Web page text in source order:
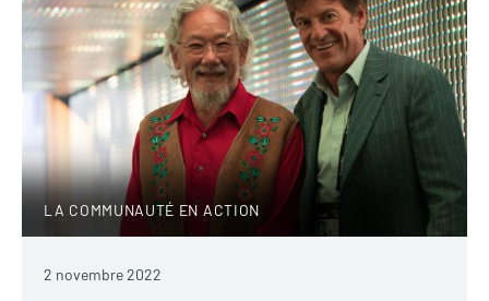
LA COMMUNAUTÉ EN ACTION
2 novembre 2022